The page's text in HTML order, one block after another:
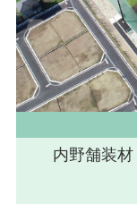
内野舗装材